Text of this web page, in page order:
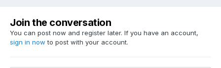
Join the conversation
You can post now and register later. If you have an account,
sign in now to post with your account.